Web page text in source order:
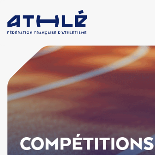
COMPÉTITIONS